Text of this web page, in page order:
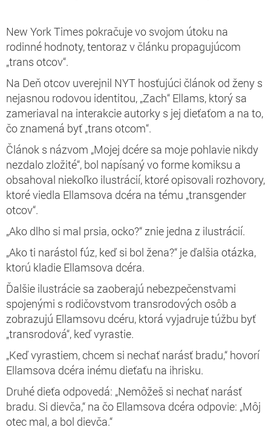
New York Times pokračuje vo svojom útoku na
rodinné hodnoty, tentoraz v článku propagujúcom
„trans otcov“.
Na Deň otcov uverejnil NYT hosťujúci článok od ženy s
nejasnou rodovou identitou, „Zach“ Ellams, ktorý sa
zameriaval na interakcie autorky s jej dieťaťom a na to,
čo znamená byť „trans otcom“.
Článok s názvom „Mojej dcére sa moje pohlavie nikdy
nezdalo zložité“, bol napísaný vo forme komiksu a
obsahoval niekoľko ilustrácií, ktoré opisovali rozhovory,
ktoré viedla Ellamsova dcéra na tému „transgender
otcov“.
„Ako dlho si mal prsia, ocko?“ znie jedna z ilustrácií.
„Ako ti narástol fúz, keď si bol žena?“ je ďalšia otázka,
ktorú kladie Ellamsova dcéra.
Ďalšie ilustrácie sa zaoberajú nebezpečenstvami
spojenými s rodičovstvom transrodových osôb a
zobrazujú Ellamsovu dcéru, ktorá vyjadruje túžbu byť
„transrodová“, keď vyrastie.
„Keď vyrastiem, chcem si nechať narásť bradu,“ hovorí
Ellamsova dcéra inému dieťaťu na ihrisku.
Druhé dieťa odpovedá: „Nemôžeš si nechať narásť
bradu. Si dievča,“ na čo Ellamsova dcéra odpovie: „Môj
otec mal, a bol dievča.“